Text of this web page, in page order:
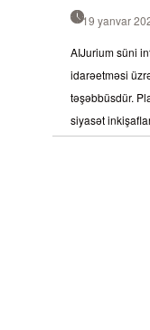
19 yanvar
AIJurium süni
idarəetməsi
təşəbbüsdür.
siyasət